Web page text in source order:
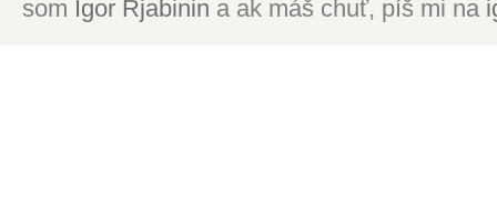
som Igor Rjabinin a ak máš chuť, píš mi na